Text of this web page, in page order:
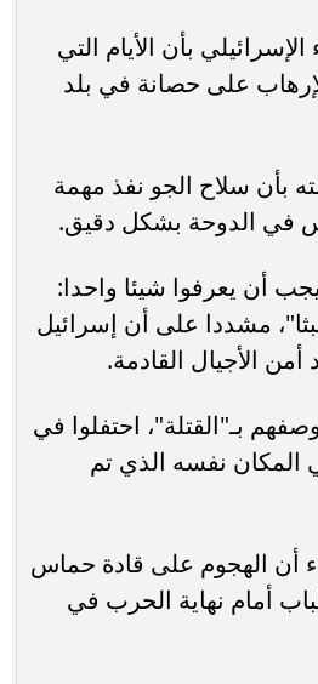
بأن الأيام التي
على حصانة في بلد
بأن سلاح الجو نفذ مهمة
في الدوحة بشكل دقيق.
يجب أن يعرفوا شيئا واحدا:
مشددا على أن إسرائيل
الأجيال القادمة.
بـ"القتلة"، احتفلوا في
المكان نفسه الذي تم
أن الهجوم على قادة حماس
أمام نهاية الحرب في